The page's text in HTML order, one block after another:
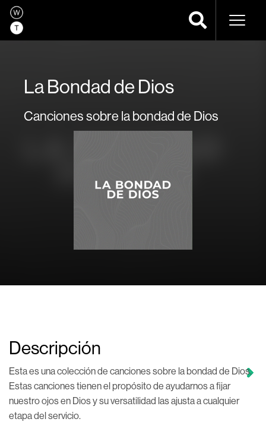
La Bondad de Dios
Canciones sobre la bondad de Dios
Descripción
Esta es una colección de canciones sobre la bondad de Dios.
Estas canciones tienen el propósito de ayudarnos a fijar
nuestro ojos en Dios y su versatilidad las ajusta a cualquier
etapa del servicio.